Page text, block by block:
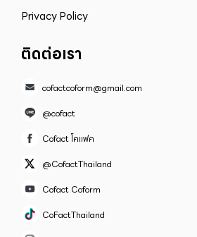
Privacy Policy
ติดต่อเรา
cofactcoform@gmail.com
@cofact
Cofact โคแฟค
@CofactThailand
Cofact Coform
CoFactThailand